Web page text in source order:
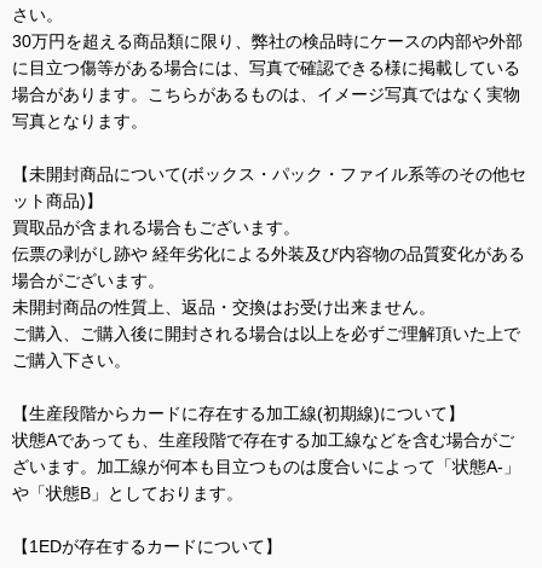
さい。
30万円を超える商品類に限り、弊社の検品時にケースの内部や外部
に目立つ傷等がある場合には、写真で確認できる様に掲載している
場合があります。こちらがあるものは、イメージ写真ではなく実物
写真となります。
【未開封商品について(ボックス・パック・ファイル系等のその他セ
ット商品)】
買取品が含まれる場合もございます。
伝票の剥がし跡や 経年劣化による外装及び内容物の品質変化がある
場合がございます。
未開封商品の性質上、返品・交換はお受け出来ません。
ご購入、ご購入後に開封される場合は以上を必ずご理解頂いた上で
ご購入下さい。
【生産段階からカードに存在する加工線(初期線)について】
状態Aであっても、生産段階で存在する加工線などを含む場合がご
ざいます。加工線が何本も目立つものは度合いによって「状態A-」
や「状態B」としております。
【1EDが存在するカードについて】